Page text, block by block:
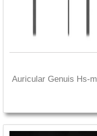
Auricular Genuis Hs-